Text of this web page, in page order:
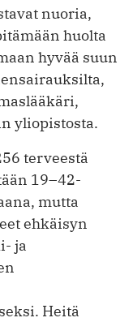
nuoria,
huolta
hyvää suun
yliopistosta.
terveestä
19–42-
mutta
ehkäisyn
ja
Heitä